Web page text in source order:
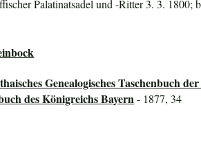
Palatinatsadel und -Ritter 3. 3. 1800;
Genealogisches Taschenbuch
des Königreichs Bayern- 1877, 34